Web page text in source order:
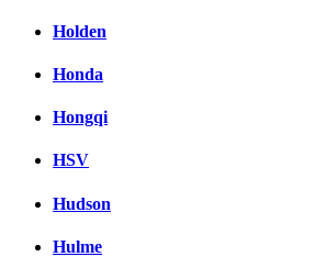
Holden
Honda
Hongqi
HSV
Hudson
Hulme